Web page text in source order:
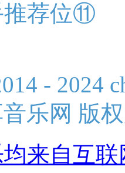
推荐位⑪
- 2024
音乐网 版
来自互